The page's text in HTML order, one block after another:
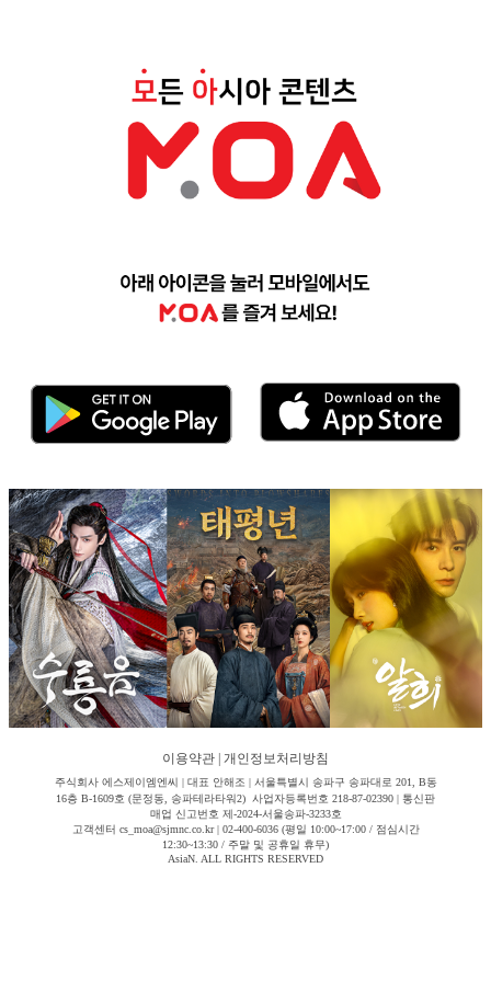
이용약관 개인정보처리방침
주식회사 에스제이엠엔씨 | 대표 안해조 | 서울특별시 송파구 송파대로 201, B동
16층 B-1609호 (문정동, 송파테라타워2) 사업자등록번호 218-87-02390 | 통신판
매업 신고번호 제-2024-서울송파-3233호
고객센터 cs_moa@sjmnc.co.kr | 02-400-6036 (평일 10:00~17:00 / 점심시간
12:30~13:30 / 주말 및 공휴일 휴무)
AsiaN. ALL RIGHTS RESERVED